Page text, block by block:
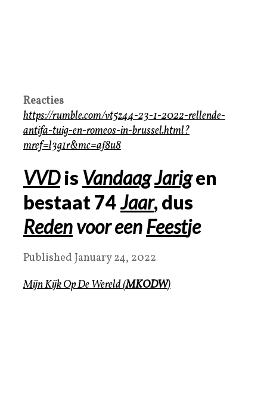
Reacties
https://rumble.com/vt5z44-23-1-2022-rellende-
antifa-tuig-en-romeos-in-brussel.html?
mref=l3g1r&mc=af8u8
VVDis VandaagJarigen
bestaat 74Jaar, dus
Redenvoor eenFeestje
Published January 24, 2022
Mijn Kijk Op De Wereld(MKODW)